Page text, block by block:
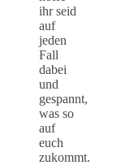
ihr seid
auf
jeden
Fall
dabei
und
gespannt,
was so
auf
euch
zukommt.